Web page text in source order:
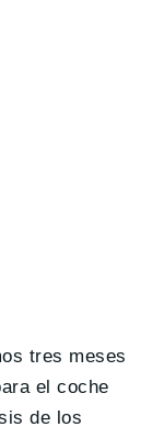
tres meses
el coche
de los